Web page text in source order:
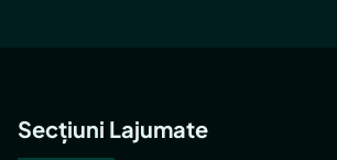
Secțiuni Lajumate